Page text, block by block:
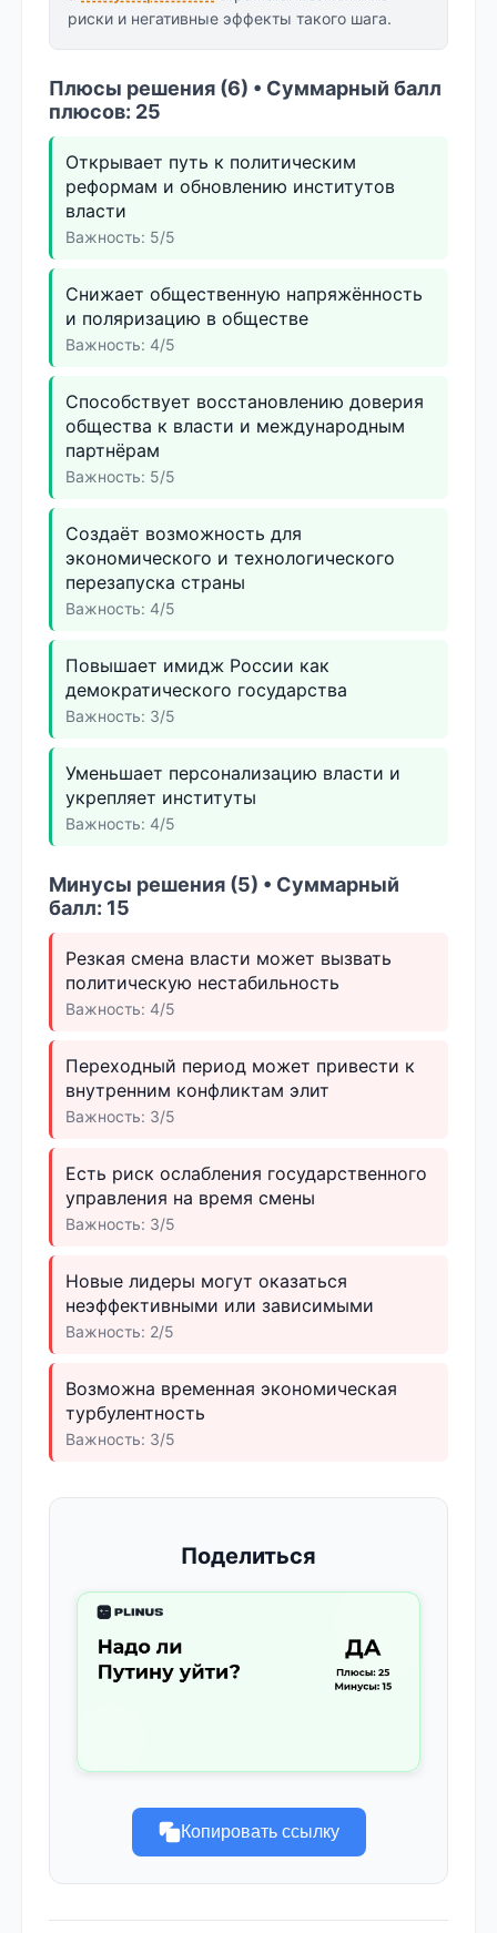
риски и негативные эффекты такого шага.
Плюсы решения (6) • Суммарный балл
плюсов: 25
Открывает путь к политическим
реформам и обновлению институтов
власти
Важность: 5/5
Снижает общественную напряжённость
и поляризацию в обществе
Важность: 4/5
Способствует восстановлению доверия
общества к власти и международным
партнёрам
Важность: 5/5
Создаёт возможность для
экономического и технологического
перезапуска страны
Важность: 4/5
Повышает имидж России как
демократического государства
Важность: 3/5
Уменьшает персонализацию власти и
укрепляет институты
Важность: 4/5
Минусы решения (5) • Суммарный
балл: 15
Резкая смена власти может вызвать
политическую нестабильность
Важность: 4/5
Переходный период может привести к
внутренним конфликтам элит
Важность: 3/5
Есть риск ослабления государственного
управления на время смены
Важность: 3/5
Новые лидеры могут оказаться
неэффективными или зависимыми
Важность: 2/5
Возможна временная экономическая
турбулентность
Важность: 3/5
Поделиться
Копировать ссылку